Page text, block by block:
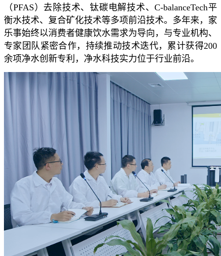
（PFAS）去除技术、钛碳电解技术、C-balanceTech平
衡水技术、复合矿化技术等多项前沿技术。多年来，家
乐事始终以消费者健康饮水需求为导向，与专业机构、
专家团队紧密合作，持续推动技术迭代，累计获得200
余项净水创新专利，净水科技实力位于行业前沿。